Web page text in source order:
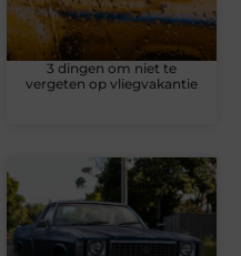
3 dingen om niet te
vergeten op vliegvakantie